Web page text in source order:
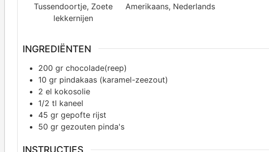
Tussendoortje, Zoete
lekkernijen
Amerikaans, Nederlands
INGREDIËNTEN
200 gr chocolade(reep)
10 gr pindakaas (karamel-zeezout)
2 el kokosolie
1/2 tl kaneel
45 gr gepofte rijst
50 gr gezouten pinda's